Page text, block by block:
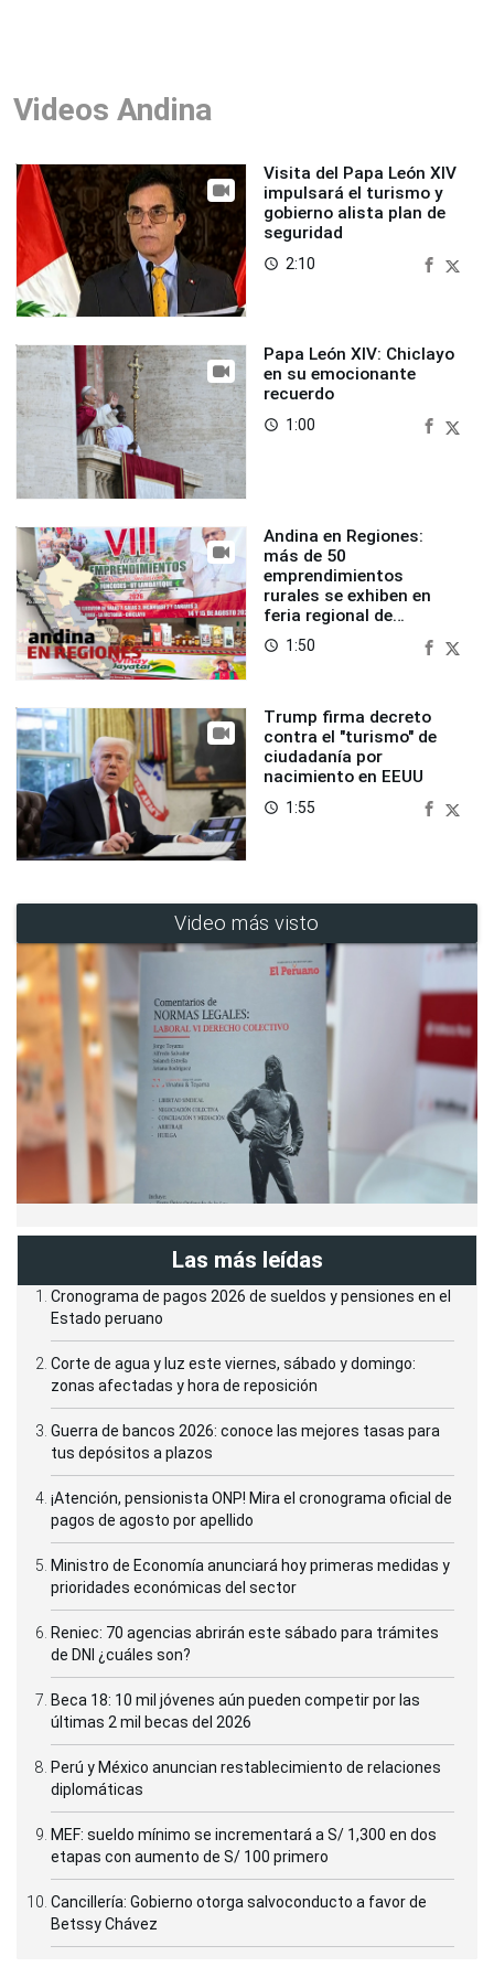
Videos Andina
Visita del Papa León XIV
impulsará el turismo y
gobierno alista plan de
seguridad
access_time 2:10
Papa León XIV: Chiclayo
en su emocionante
recuerdo
access_time 1:00
Andina en Regiones:
más de 50
emprendimientos
rurales se exhiben en
feria regional de
Foncodes
access_time 1:50
Trump firma decreto
contra el "turismo" de
ciudadanía por
nacimiento en EEUU
access_time 1:55
Video más visto
Las más leídas
Cronograma de pagos 2026 de sueldos y pensiones en el
Estado peruano
Corte de agua y luz este viernes, sábado y domingo:
zonas afectadas y hora de reposición
Guerra de bancos 2026: conoce las mejores tasas para
tus depósitos a plazos
¡Atención, pensionista ONP! Mira el cronograma oficial de
pagos de agosto por apellido
Ministro de Economía anunciará hoy primeras medidas y
prioridades económicas del sector
Reniec: 70 agencias abrirán este sábado para trámites
de DNI ¿cuáles son?
Beca 18: 10 mil jóvenes aún pueden competir por las
últimas 2 mil becas del 2026
Perú y México anuncian restablecimiento de relaciones
diplomáticas
MEF: sueldo mínimo se incrementará a S/ 1,300 en dos
etapas con aumento de S/ 100 primero
Cancillería: Gobierno otorga salvoconducto a favor de
Betssy Chávez